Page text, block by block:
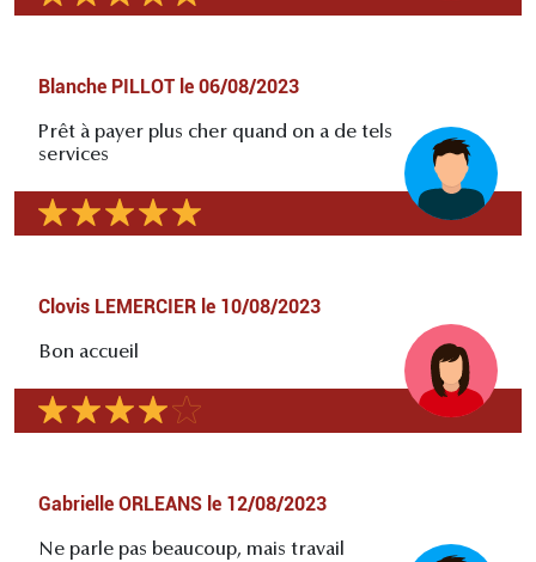
Blanche PILLOT le 06/08/2023
Prêt à payer plus cher quand on a de tels
services
Clovis LEMERCIER le 10/08/2023
Bon accueil
Gabrielle ORLEANS le 12/08/2023
Ne parle pas beaucoup, mais travail